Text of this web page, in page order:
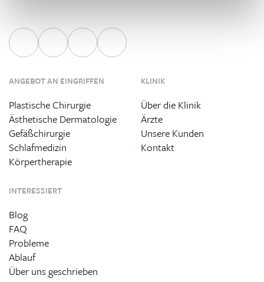
ANGEBOT AN EINGRIFFEN
Plastische Chirurgie
Ästhetische Dermatologie
Gefäßchirurgie
Schlafmedizin
Körpertherapie
KLINIK
Über die Klinik
Ärzte
Unsere Kunden
Kontakt
INTERESSIERT
Blog
FAQ
Probleme
Ablauf
Über uns geschrieben